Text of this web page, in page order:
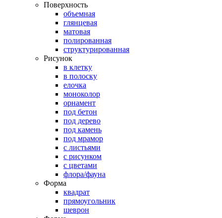
Поверхность
объемная
глянцевая
матовая
полированная
структурированная
Рисунок
в клетку
в полоску
елочка
моноколор
орнамент
под бетон
под дерево
под камень
под мрамор
с листьями
с рисунком
с цветами
флора/фауна
Форма
квадрат
прямоугольник
шеврон